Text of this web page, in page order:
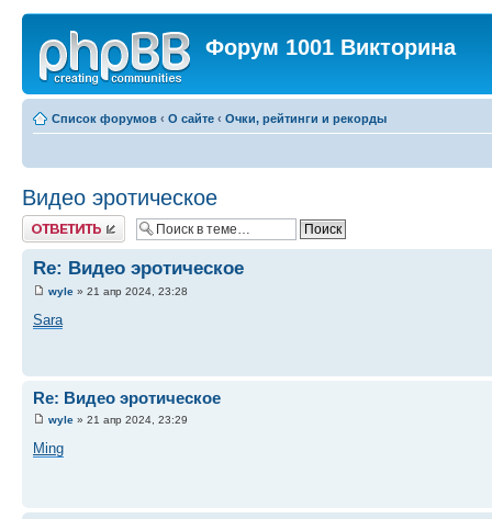
Форум 1001 Викторина
Список форумов ‹ О сайте ‹ Очки, рейтинги и рекорды
Видео эротическое
Ответить
Re: Видео эротическое
wyle » 21 апр 2024, 23:28
Sara
Re: Видео эротическое
wyle » 21 апр 2024, 23:29
Ming